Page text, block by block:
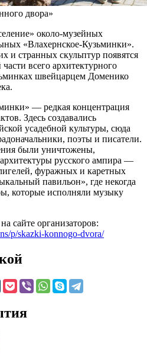
двора»
около-музейных
«Влахернское-Кузьминки».
и странных скульптур появятся
всего архитектурного
швейцарцем Доменико
— редкая концентрация
Здесь создавались
усадебной культуры, сюда
поэты и писатели.
были уничтожены,
русского ампира —
фуражных и каретных
павильон», где некогда
которые исполняли музыку
сайте организаторов:
p/skazki-konnogo-dvora/